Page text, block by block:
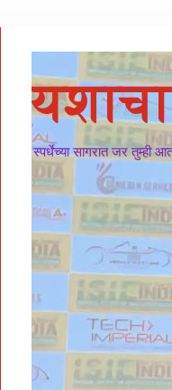
स्पर्धेच्या सागरात जर